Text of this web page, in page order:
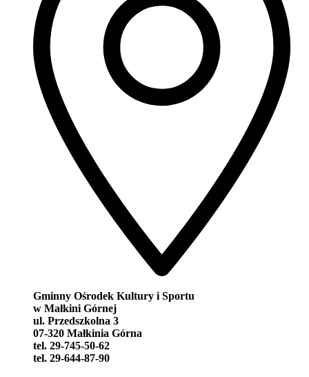
Gminny Ośrodek Kultury i Sportu
w Małkini Górnej
ul. Przedszkolna 3
07-320 Małkinia Górna
tel. 29-745-50-62
tel. 29-644-87-90